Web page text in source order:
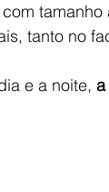
tanto no
e a noite, a